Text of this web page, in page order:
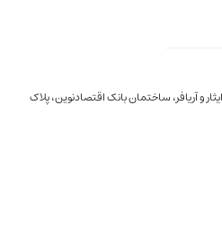
و آریافر، ساختمان بانک اقتصادنوین، پلاک